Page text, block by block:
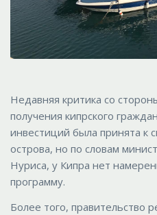
Недавняя критика со
получения кипрского
инвестиций была принята к
острова, но по словам
Нуриса, у Кипра нет
программу.
Более того, правительство